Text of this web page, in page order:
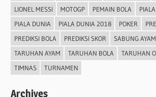
LIONEL MESSI
MOTOGP PEMAIN BOLA
PIALA DUNIA
PIALA DUNIA 2018 POKER
PREDIKSI BOLA
PREDIKSI SKOR SABUNG AYAM
TARUHAN AYAM
TARUHAN BOLA
TARUHAN
TIMNAS
TURNAMEN
Archives